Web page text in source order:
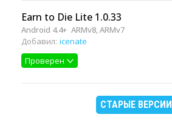
Earn to Die Lite 1.0.33
Android 4.4+ ARMv8, ARMv7
Добавил: icenate
Проверен
СТАРЫЕ ВЕРСИИ